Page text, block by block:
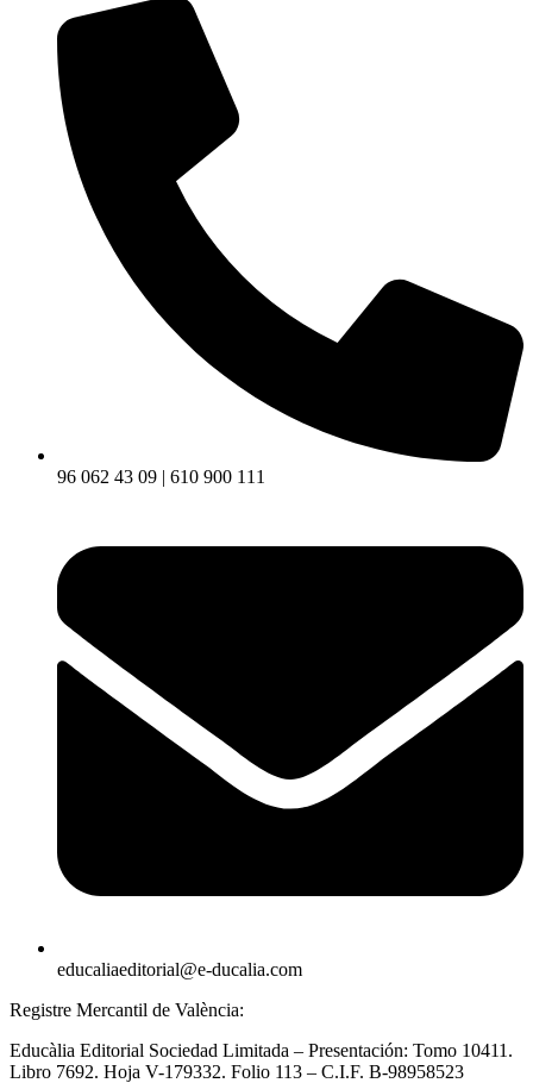
96 062 43 09 | 610 900 111
educaliaeditorial@e-ducalia.com
Registre Mercantil de València:
Educàlia Editorial Sociedad Limitada – Presentación: Tomo 10411.
Libro 7692. Hoja V-179332. Folio 113 – C.I.F. B-98958523